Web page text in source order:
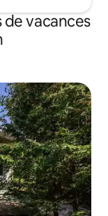
vacances